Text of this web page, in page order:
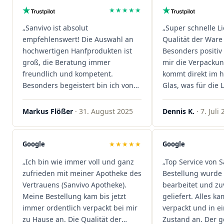
★★★★★
„Sanvivo ist absolut
empfehlenswert! Die Auswahl an
hochwertigen Hanfprodukten ist
groß, die Beratung immer
freundlich und kompetent.
Besonders begeistert bin ich von
der schnellen Rezeptannahme –
alles läuft unkompliziert und
sind extrem zügig, was mir jedes
Mal viel Zeit spart. Man merkt,
Kundenzufriedenheit an erster
Stelle stehen. Vielen Dank an das
Team von Sanvivo – ich bin
rundum begeistert!"
Markus Flößer · 31. August 2025
„Super schnelle
Qualität der
Besonders
mir die
kommt direkt im
Glas, was für die
ist. Ich bestelle
wieder!"
Dennis K. · 7. Juli
Google ★★★★★
„Ich bin wie immer voll und ganz
zufrieden mit meiner Apotheke des
Vertrauens (Sanvivo Apotheke).
Meine Bestellung kam bis jetzt
immer ordentlich verpackt bei mir
zu Hause an. Die Qualität der
Google
„Top Service von
Bestellung wurde
bearbeitet und
geliefert. Alles
verpackt und in
Zustand an. Der